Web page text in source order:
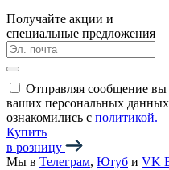
Получайте акции и
специальные предложения
Отправляя сообщение вы
ваших персональных
ознакомились с политикой.
Купить
в розницу
Мы в Телеграм, Ютуб и VK